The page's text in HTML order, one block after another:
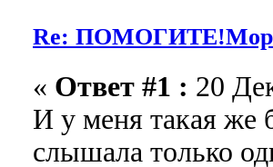
Re:
« Ответ #1 : 20
И у меня такая же
слышала только